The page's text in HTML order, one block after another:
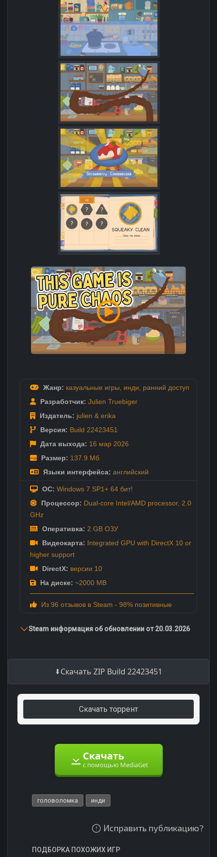
Жанр: казуальные игры инди
ранний доступ
Разработчик: Julien Truebiger
Издатель: julien & erika
Версия: Build 22423451
Дата выхода: 16 мар 2026
Размер: 137.9 Мб
Языки интерфейса: английский
ОС: Windows 7 SP1+ 64 бит!
Процессор: Dual-core Intel/AMD processor, 2.0
GHz
Оперативка: 2 GB ОЗУ
Видеокарта: Integrated GPU with DirectX 10 or
higher support
DirectX: версии 10
На диске: ~2000 MB
Из 96 отзывов в Steam - 98% позитивные
Steam информация об обновлении от 20.03.2026
Скачать ZIP Build 22423451
Скачать торрент
Скачать
с помощью MediaGet
головоломка инди
Исправить публикацию?
ПОДБОРКА ПОХОЖИХ ИГР